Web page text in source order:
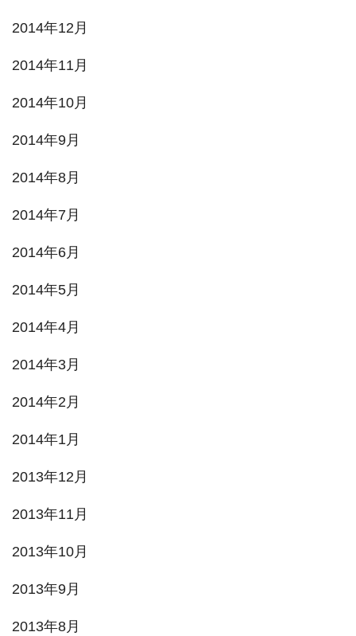
2014年12月
2014年11月
2014年10月
2014年9月
2014年8月
2014年7月
2014年6月
2014年5月
2014年4月
2014年3月
2014年2月
2014年1月
2013年12月
2013年11月
2013年10月
2013年9月
2013年8月